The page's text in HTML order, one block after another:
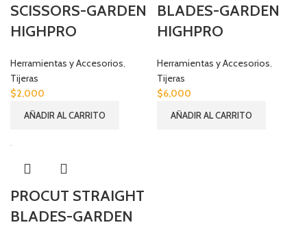
SCISSORS-GARDEN
HIGHPRO
Herramientas y Accesorios,
Tijeras
$2,000
AÑADIR AL CARRITO
BLADES-GARDEN
HIGHPRO
Herramientas y Accesorios,
Tijeras
$6,000
AÑADIR AL CARRITO
PROCUT STRAIGHT
BLADES-GARDEN